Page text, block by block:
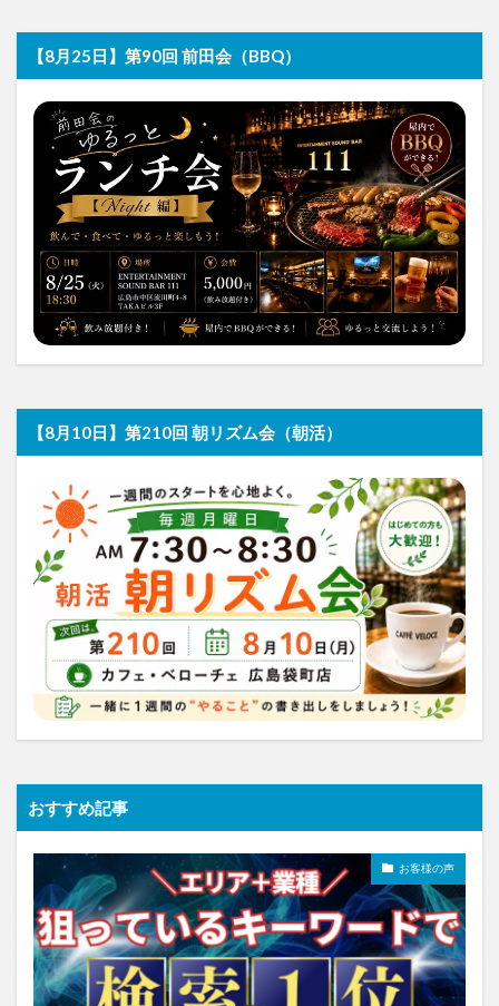
【8月25日】第90回 前田会（BBQ）
【8月10日】第210回 朝リズム会（朝活）
おすすめ記事
お客様の声